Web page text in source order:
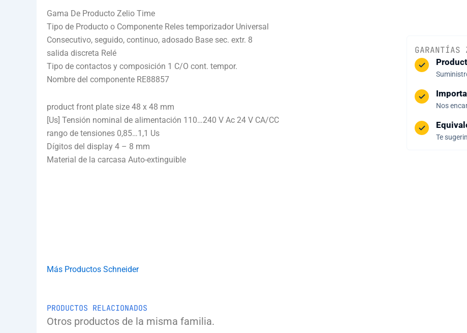
Gama De Producto Zelio Time
Tipo de Producto o Componente Reles temporizador Universal
Consecutivo, seguido, continuo, adosado Base sec. extr. 8
salida discreta Relé
Tipo de contactos y composición 1 C/O cont. tempor.
Nombre del componente RE88857
product front plate size 48 x 48 mm
[Us] Tensión nominal de alimentación 110…240 V Ac 24 V CA/CC
rango de tensiones 0,85…1,1 Us
Dígitos del display 4 – 8 mm
Material de la carcasa Auto-extinguible
Más Productos Schneider
GARANTÍAS
Nos
Te
PRODUCTOS RELACIONADOS
Otros productos de la misma familia.